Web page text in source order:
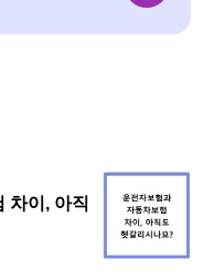
차이, 아직